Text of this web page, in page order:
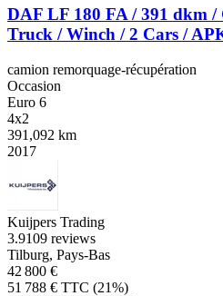
DAF LF 180 FA / 391 dkm /
Truck / Winch / 2 Cars /
camion remorquage-récupération
Occasion
Euro 6
4x2
391,092 km
2017
Kuijpers Trading
3.9109 reviews
Tilburg, Pays-Bas
42 800 €
51 788 € TTC (21%)